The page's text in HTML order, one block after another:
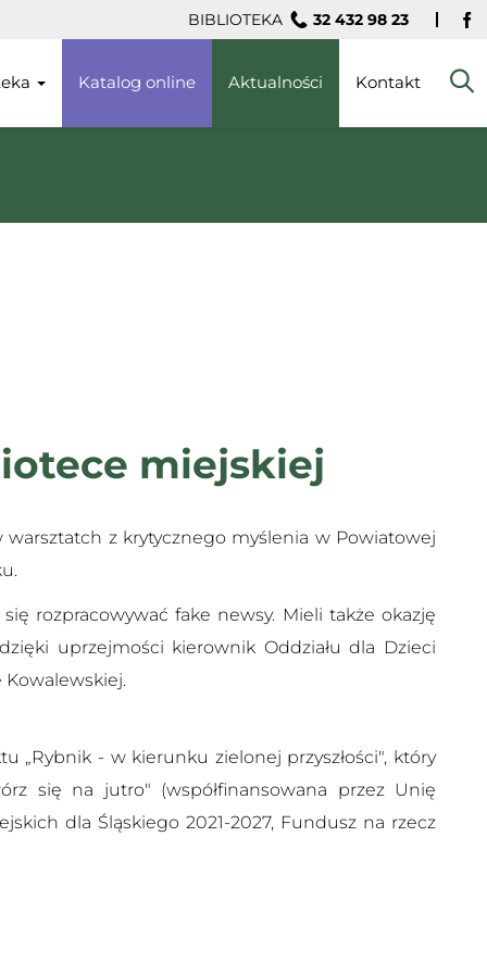
BIBLIOTEKA 32 432 98 23
Katalog online Aktualności Kontakt
miejskiej
warsztatch z krytycznego myślenia w Powiatowej
rozpracowywać fake newsy. Mieli także okazję
uprzejmości kierownik Oddziału dla Dzieci
Kowalewskiej.
„Rybnik - w kierunku zielonej przyszłości", który
się na jutro" (współfinansowana przez Unię
dla Śląskiego 2021-2027, Fundusz na rzecz